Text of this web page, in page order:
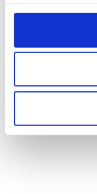
gesammelt haben.
WEITERE NEWS